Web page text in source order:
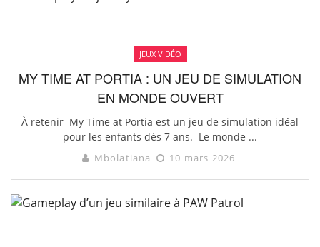
JEUX VIDÉO
MY TIME AT PORTIA : UN JEU DE SIMULATION
EN MONDE OUVERT
À retenir My Time at Portia est un jeu de simulation idéal
pour les enfants dès 7 ans. Le monde ...
Mbolatiana 10 mars 2026